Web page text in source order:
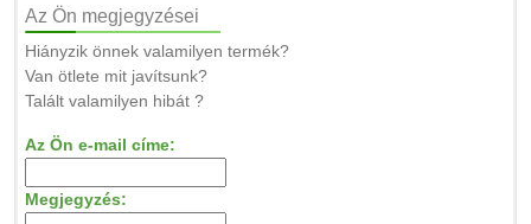
Az Ön megjegyzései
Hiányzik önnek valamilyen termék?
Van ötlete mit javítsunk?
Talált valamilyen hibát ?
Az Ön e-mail címe:
Megjegyzés: